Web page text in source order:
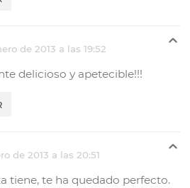
de 2013 a las 19:52
delicioso y apetecible!!!
de 2013 a las 20:51
tiene, te ha quedado perfecto.